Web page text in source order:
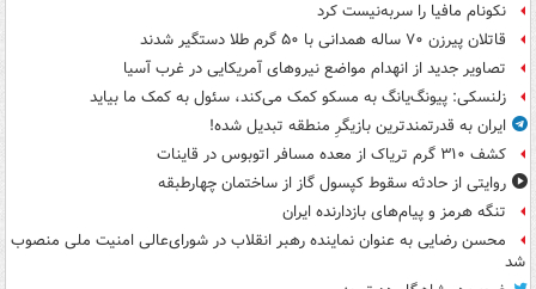
نکونام مافیا را سربه‌نیست کرد
قاتلان پیرزن ۷۰ ساله همدانی با ۵۰ گرم طلا دستگیر شدند
تصاویر جدید از انهدام مواضع نیروهای آمریکایی در غرب آسیا
زلنسکی: پیونگ‌یانگ به مسکو کمک می‌کند، سئول به کمک ما بیاید
ایران به قدرتمندترین بازیگرِ منطقه تبدیل شده!
کشف ۳۱۰ گرم تریاک از معده مسافر اتوبوس در قاینات
روایتی از حادثه سقوط کپسول گاز از ساختمان چهارطبقه
تنگه هرمز و پیام‌های بازدارنده ایران
محسن رضایی به عنوان نماینده رهبر انقلاب در شورای‌عالی امنیت ملی منصوب
شد